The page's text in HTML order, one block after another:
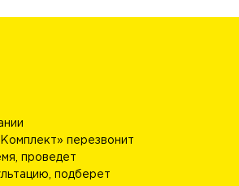
перезвонит
проведет
подберет